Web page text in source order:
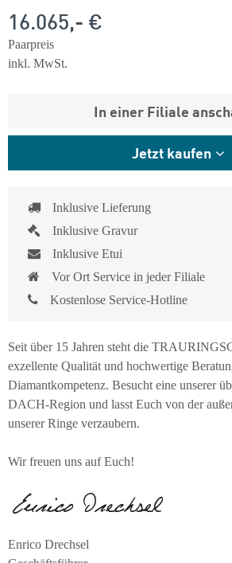
16.065,- €
Paarpreis
inkl. MwSt.
In einer Filiale
Jetzt kaufen
Inklusive Lieferung
Inklusive Gravur
Inklusive Etui
Vor Ort Service in jeder Filiale
Kostenlose Service-Hotline
Seit über 15 Jahren steht die
exzellente Qualität und hochwertige
Diamantkompetenz. Besucht eine unserer
DACH-Region und lasst Euch von der
unserer Ringe verzaubern.
Wir freuen uns auf Euch!
Enrico Drechsel